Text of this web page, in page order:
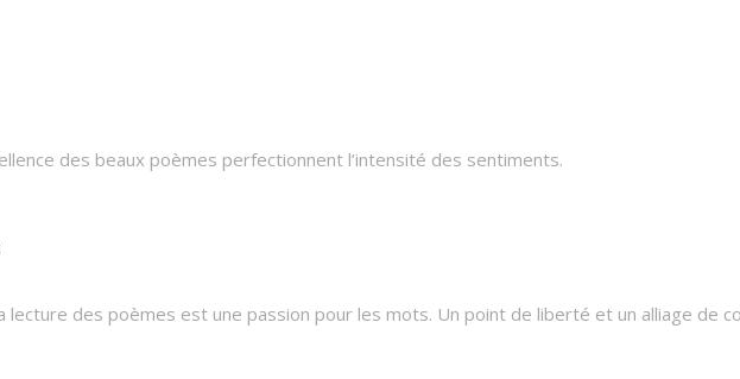
des beaux poèmes perfectionnent l’intensité des sentiments.
lecture des poèmes est une passion pour les mots. Un point de liberté et un alliage de